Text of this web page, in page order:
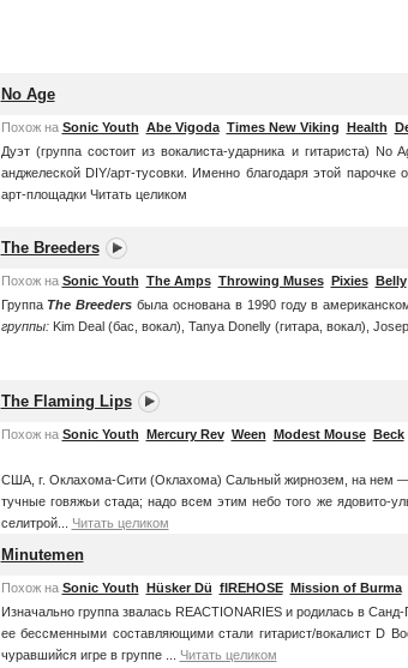
No Age
Похож на Sonic Youth Abe Vigoda Times New Viking Health
Дуэт (группа состоит из вокалиста-ударника и гитариста)
анджелеской DIY/арт-тусовки. Именно благодаря этой парочке
арт-площадки Читать целиком
The Breeders
Похож на Sonic Youth The Amps Throwing Muses Pixies Belly
Группа The Breeders была основана в 1990 году в
группы:Kim Deal (бас, вокал), Tanya Donelly (гитара, вокал),
The Flaming Lips
Похож на Sonic Youth Mercury Rev Ween Modest Mouse Beck
США, г. Оклахома-Сити (Оклахома) Сальный жирнозем, на нем —
тучные говяжьи стада; надо всем этим небо того же ядовито-
селитрой...
Читать целиком
Minutemen
Похож на Sonic Youth Hüsker Dü fIREHOSE Mission of Burma
Изначально группа звалась REACTIONARIES и родилась в
ее бессменными составляющими стали гитарист/вокалист D
чуравшийся игре в группе ...
Читать целиком